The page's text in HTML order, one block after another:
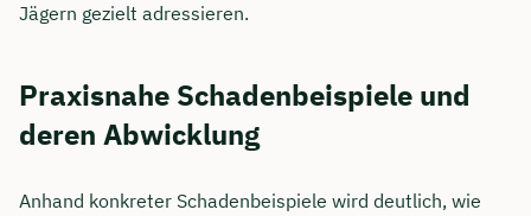
Jägern gezielt adressieren.
Praxisnahe Schadenbeispiele und
deren Abwicklung
Anhand konkreter Schadenbeispiele wird deutlich, wie